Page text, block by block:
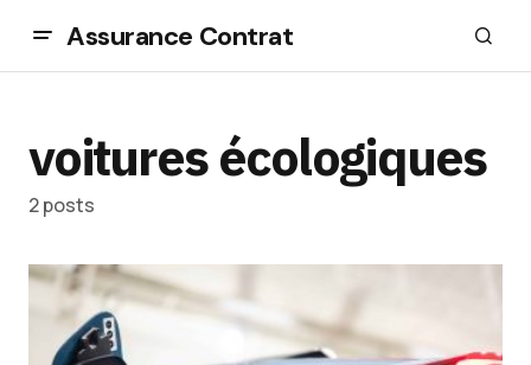
Assurance Contrat
voitures écologiques
2 posts